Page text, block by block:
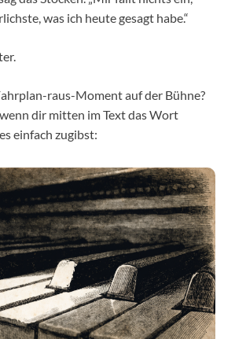
was ich heute gesagt habe.“
raus-Moment auf der Bühne?
dir mitten im Text das Wort
einfach zugibst: